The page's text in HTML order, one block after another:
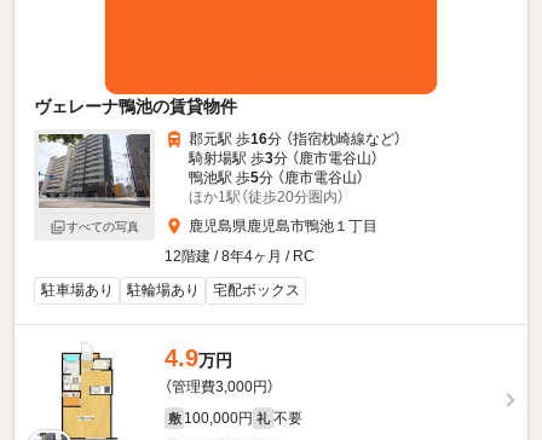
ヴェレーナ鴨池の賃貸物件
すべての写真
郡元駅 歩16分 （指宿枕崎線など）
騎射場駅 歩3分 （鹿市電谷山）
鴨池駅 歩5分 （鹿市電谷山）
ほか1駅（徒歩20分圏内）
鹿児島県鹿児島市鴨池１丁目
12階建 / 8年4ヶ月 / RC
駐車場あり
駐輪場あり 宅配ボックス
4.9万円
（管理費3,000円）
敷 100,000円 礼 不要